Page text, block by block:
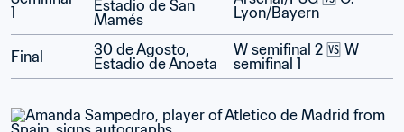
1
Estadio de San
Mamés
Lyon/Bayern
Final
30 de Agosto,
Estadio de Anoeta
W semifinal 2 🆚 W
semifinal 1